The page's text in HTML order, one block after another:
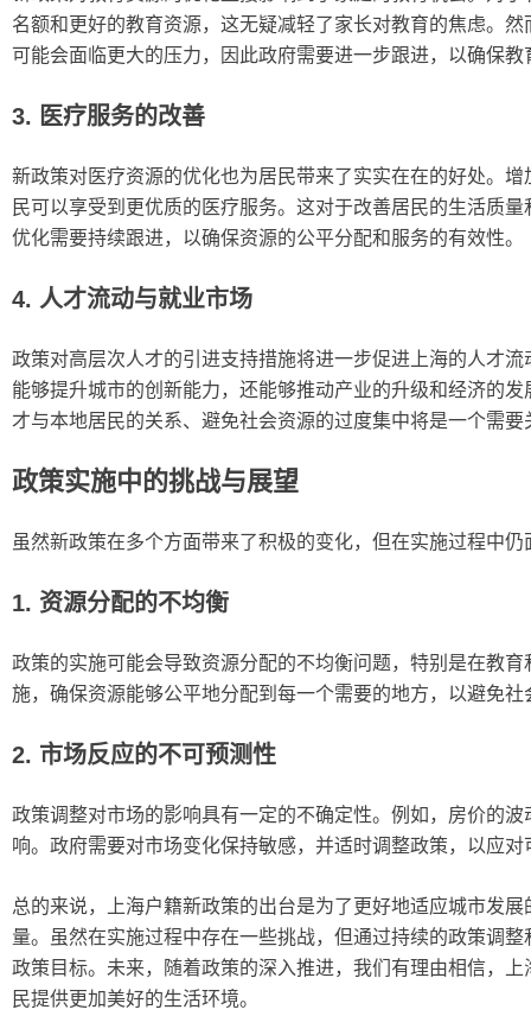
名额和更好的教育资源，这无疑减轻了家长对教育的焦虑。
可能会面临更大的压力，因此政府需要进一步跟进，以确保教
3. 医疗服务的改善
新政策对医疗资源的优化也为居民带来了实实在在的好处。
民可以享受到更优质的医疗服务。这对于改善居民的生活质
优化需要持续跟进，以确保资源的公平分配和服务的有效性。
4. 人才流动与就业市场
政策对高层次人才的引进支持措施将进一步促进上海的人才
能够提升城市的创新能力，还能够推动产业的升级和经济的
才与本地居民的关系、避免社会资源的过度集中将是一个需要
政策实施中的挑战与展望
虽然新政策在多个方面带来了积极的变化，但在实施过程中仍
1. 资源分配的不均衡
政策的实施可能会导致资源分配的不均衡问题，特别是在教
施，确保资源能够公平地分配到每一个需要的地方，以避免
2. 市场反应的不可预测性
政策调整对市场的影响具有一定的不确定性。例如，房价的
响。政府需要对市场变化保持敏感，并适时调整政策，以应
总的来说，上海户籍新政策的出台是为了更好地适应城市发
量。虽然在实施过程中存在一些挑战，但通过持续的政策调
政策目标。未来，随着政策的深入推进，我们有理由相信，
民提供更加美好的生活环境。